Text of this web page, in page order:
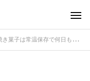
菓子は常温保存で何日もつ？美味しさを保つ日数の目安を解説